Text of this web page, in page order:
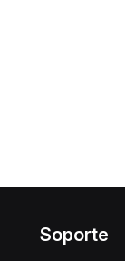
Soporte